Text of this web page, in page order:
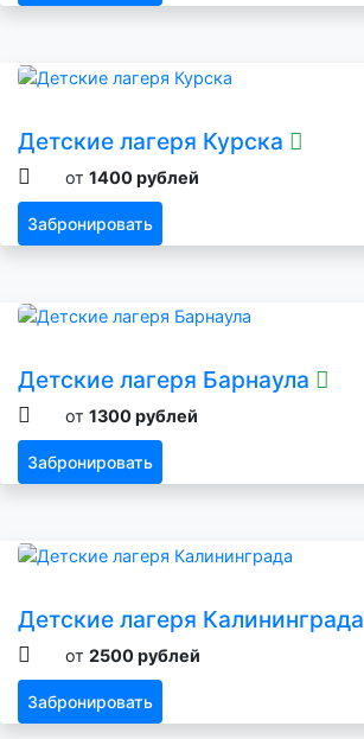
Детские лагеря Курска
от 1400 рублей
Забронировать
Детские лагеря Барнаула
от 1300 рублей
Забронировать
Детские лагеря Калининграда
от 2500 рублей
Забронировать